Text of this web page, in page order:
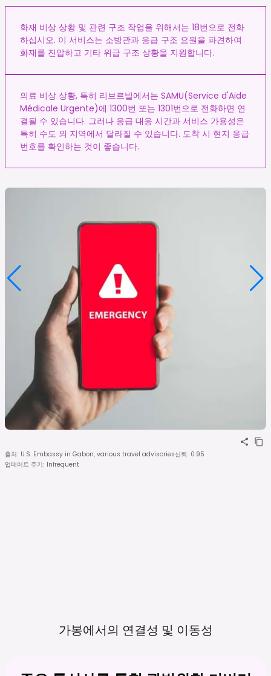
화재 비상 상황 및 관련 구조 작업을 위해서는 18번으로 전화
하십시오. 이 서비스는 소방관과 응급 구조 요원을 파견하여
화재를 진압하고 기타 위급 구조 상황을 지원합니다.
의료 비상 상황, 특히 리브르빌에서는 SAMU(Service d'Aide
Médicale Urgente)에 1300번 또는 1301번으로 전화하면 연
결될 수 있습니다. 그러나 응급 대응 시간과 서비스 가용성은
특히 수도 외 지역에서 달라질 수 있습니다. 도착 시 현지 응급
번호를 확인하는 것이 좋습니다.
출처: U.S. Embassy in Gabon, various travel advisories신뢰: 0.95
업데이트 주기: Infrequent
가봉에서의 연결성 및 이동성